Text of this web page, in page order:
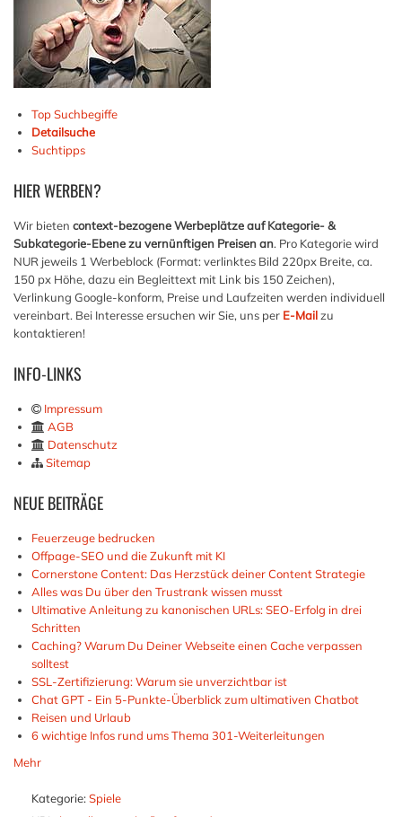
Top Suchbegiffe
Detailsuche
Suchtipps
HIERWERBEN?
Wir bieten context-bezogene Werbeplätze auf Kategorie- &
Subkategorie-Ebene zu vernünftigen Preisen an. Pro Kategorie wird
NUR jeweils 1 Werbeblock (Format: verlinktes Bild 220px Breite, ca.
150 px Höhe, dazu ein Begleittext mit Link bis 150 Zeichen),
Verlinkung Google-konform, Preise und Laufzeiten werden individuell
vereinbart. Bei Interesse ersuchen wir Sie, uns per E-Mailzu
kontaktieren!
INFO-LINKS
Impressum
AGB
Datenschutz
Sitemap
NEUEBEITRÄGE
Feuerzeuge bedrucken
Offpage-SEO und die Zukunft mit KI
Cornerstone Content: Das Herzstück deiner Content Strategie
Alles was Du über den Trustrank wissen musst
Ultimative Anleitung zu kanonischen URLs: SEO-Erfolg in drei
Schritten
Caching? Warum Du Deiner Webseite einen Cache verpassen
solltest
SSL-Zertifizierung: Warum sie unverzichtbar ist
Chat GPT - Ein 5-Punkte-Überblick zum ultimativen Chatbot
Reisen und Urlaub
6 wichtige Infos rund ums Thema 301-Weiterleitungen
Mehr
Kategorie: Spiele